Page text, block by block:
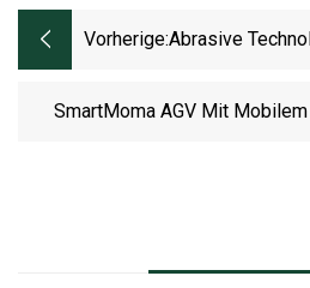
Vorherige:Abrasive
SmartMoma AGV Mit Mobilem